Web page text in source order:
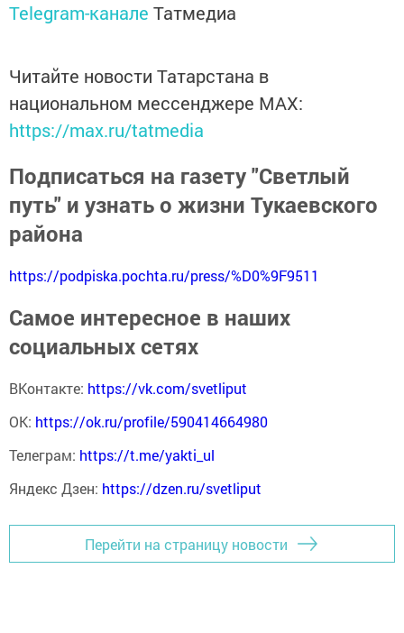
Telegram-канале Татмедиа
Читайте новости Татарстана в
национальном мессенджере MАХ:
https://max.ru/tatmedia
Подписаться на газету "Светлый
путь" и узнать о жизни Тукаевского
района
https://podpiska.pochta.ru/press/%D0%9F9511
Самое интересное в наших
социальных сетях
ВКонтакте: https://vk.com/svetliput
ОК: https://ok.ru/profile/590414664980
Телеграм: https://t.me/yakti_ul
Яндекс Дзен: https://dzen.ru/svetliput
Перейти на страницу новости